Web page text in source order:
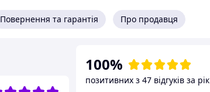
Повернення та гарантія Про продавця
100%
позитивних з 47 відгуків за рік